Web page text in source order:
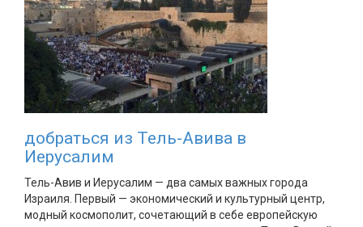
добраться из Тель-Авива в
Иерусалим
Тель-Авив и Иерусалим — два самых важных города
Израиля. Первый — экономический и культурный центр,
модный космополит, сочетающий в себе европейскую